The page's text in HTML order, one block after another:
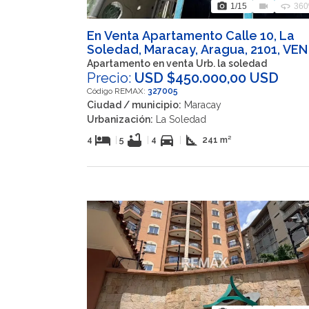
photo_camera 1/15 videocam 360
En Venta Apartamento Calle 10, La
Soledad, Maracay, Aragua, 2101, VEN
Apartamento en venta Urb. la soledad
Precio: USD $450.000,00 USD
Código REMAX: 327005
Ciudad / municipio: Maracay
Urbanización: La Soledad
4 hotel 5 bathtub 4 directions_car square_foot 241 m²